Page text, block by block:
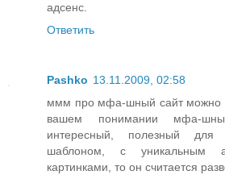
адсенс.
Ответить
Pashko 13.11.2009, 02:58
ммм про мфа-шный сайт можно
вашем понимании мфа-
интересный, полезный
шаблоном, с уникальным
картинками, то он считается